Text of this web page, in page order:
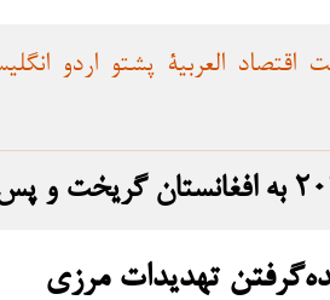
اقتصاد اردو پشتو العربية
تهدیدات مرزی